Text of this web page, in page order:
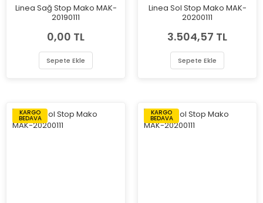
Linea Sağ Stop Mako MAK-
20190111
0,00 TL
Sepete Ekle
Linea Sol Stop Mako MAK-
20200111
3.504,57 TL
Sepete Ekle
KARGO
BEDAVA
KARGO
BEDAVA